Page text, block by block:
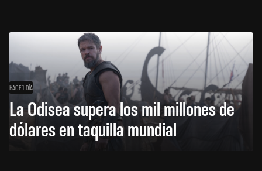
HACE 1 DÍA
La Odisea supera los mil millones de
dólares en taquilla mundial